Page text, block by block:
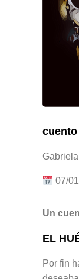
07/
Un
EL
Por fin